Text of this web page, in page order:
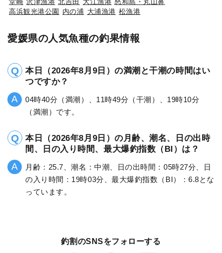
高浜観光港公園 内の浦 大浦漁港 松漁港
愛媛県の人気魚種の釣果情報
本日（2026年8月9日）の満潮と干潮の時間はい
つですか？
04時40分（満潮）、11時49分（干潮）、19時10分
（満潮）です。
本日（2026年8月9日）の月齢、潮名、日の出時
間、日の入り時間、最大爆釣指数（BI）は？
月齢：25.7、潮名：中潮、日の出時間：05時27分、日
の入り時間：19時03分、最大爆釣指数（BI）：6.8とな
っています。
釣割のSNSをフォローする